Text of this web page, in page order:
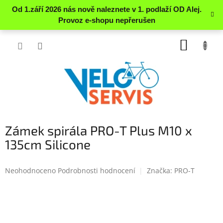
Přejít
Zámek spirála PRO-T Plus M10 x
135cm Silicone
Průměrné
Neohodnoceno Podrobnosti hodnocení Značka: PRO-T